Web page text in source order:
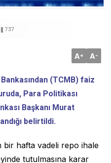
737
A+ A-
(TCMB) faiz
Para Politikası
Başkanı Murat
belirtildi.
bir hafta vadeli repo ihale
tutulmasına karar